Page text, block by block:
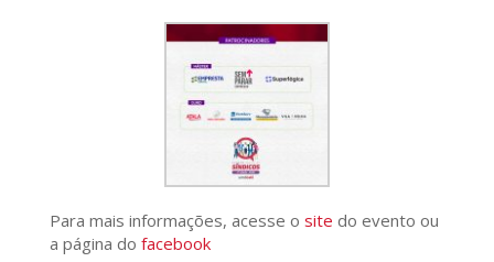
Para mais informações, acesse o site do evento ou
a página do facebook